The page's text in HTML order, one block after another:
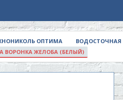
ОПТИМА
ВОДОСТОЧНАЯ
ВОРОНКА ЖЕЛОБА (БЕЛЫЙ)